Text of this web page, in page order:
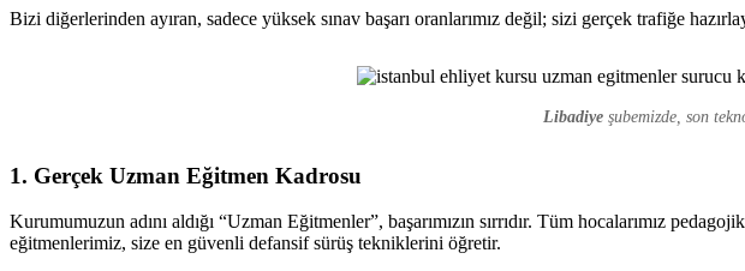
Kursu
Bizi diğerlerinden ayıran, sadece yüksek sınav başarı oranlarımız değil; sizi gerçek trafiğe
Libadiyeşubemizde, son
1. Gerçek Uzman Eğitmen Kadrosu
Kurumumuzun adını aldığı “Uzman Eğitmenler”, başarımızın sırrıdır. Tüm hocalarımız
eğitmenlerimiz, size en güvenli defansif sürüş tekniklerini öğretir.